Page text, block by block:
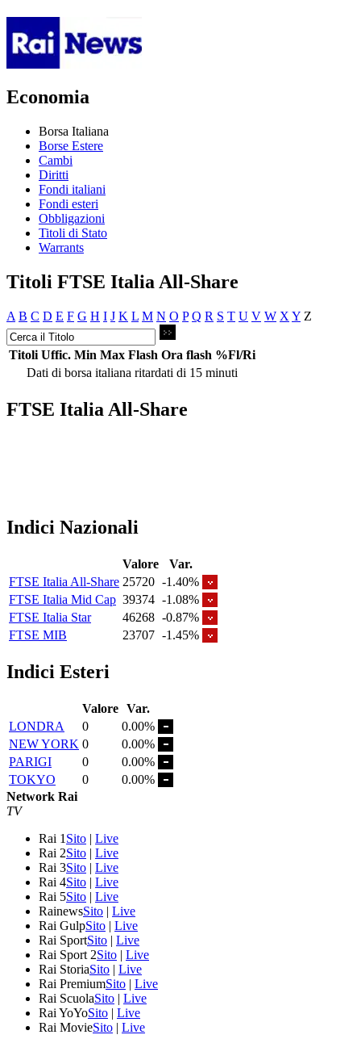
Economia
Borsa Italiana
Borse Estere
Cambi
Diritti
Fondi italiani
Fondi esteri
Obbligazioni
Titoli di Stato
Warrants
Titoli FTSE Italia All-Share
A B C D E F G H I J K L M N O P Q R S T U V W X Y Z
Titoli Uffic. Min Max Flash Ora flash %Fl/Ri
Dati di borsa italiana ritardati di 15 minuti
FTSE Italia All-Share
Indici Nazionali
Valore
Var.
FTSE Italia All-Share 25720 -1.40%
FTSE Italia Mid Cap 39374 -1.08%
FTSE Italia Star
46268 -0.87%
FTSE MIB
23707 -1.45%
Indici Esteri
Valore Var.
LONDRA
0
0.00%
NEW YORK 0
0.00%
PARIGI
0
0.00%
TOKYO
0
0.00%
Network Rai
TV
Rai 1 Sito | Live
Rai 2Sito | Live
Rai 3Sito | Live
Rai 4Sito | Live
Rai 5Sito | Live
RainewsSito | Live
Rai GulpSito | Live
Rai SportSito | Live
Rai Sport 2Sito | Live
Rai StoriaSito | Live
Rai PremiumSito | Live
Rai ScuolaSito | Live
Rai YoYoSito | Live
Rai MovieSito | Live